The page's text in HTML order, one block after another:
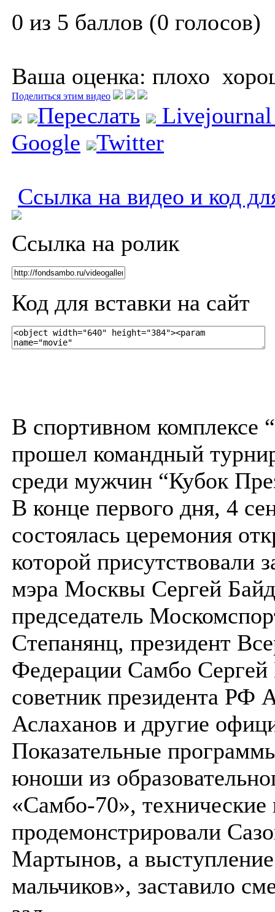
0 из 5 баллов (0 голосов)
Ваша оценка: плохо
Поделиться этим видео
Переслать
Google
Twitter
Ссылка на видео и код
Ссылка на ролик
Код для вставки на сайт
В спортивном комплексе
прошел командный
среди мужчин “Кубок
В конце первого дня, 4
состоялась церемония
которой присутствовали
мэра Москвы Сергей
председатель
Степанянц, президент
Федерации Самбо Сергей
советник президента РФ
Аслаханов и другие
Показательные
юноши из
«Самбо-70»,
продемонстрировали
Мартынов, а
мальчиков», заставило